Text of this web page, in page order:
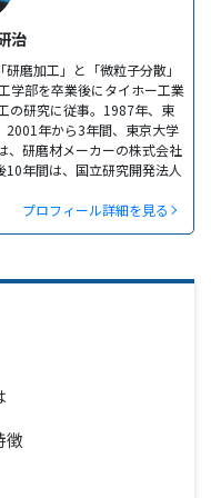
治
磨加工」と「微粒子分散」
学部を卒業後にタイホー工業
の研究に従事。1987年、東
2001年から3年間、東京大学
、研磨材メーカーの株式会社
年間は、国立研究開発法人
プロフィール詳細を見る
徴